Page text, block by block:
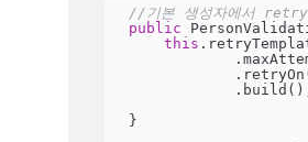
//기본 생성자에서
public
this
  }